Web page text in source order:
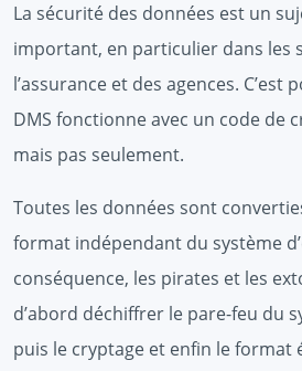
La sécurité des données est un
important, en particulier dans les
l’assurance et des agences. C’est
DMS fonctionne avec un code de
mais pas seulement.
Toutes les données sont
format indépendant du système
conséquence, les pirates et les
d’abord déchiffrer le pare-feu du
puis le cryptage et enfin le format